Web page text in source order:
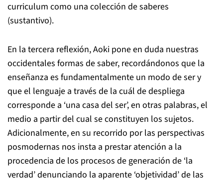
curriculum como una colección de saberes
(sustantivo).
En la tercera reflexión, Aoki pone en duda nuestras
occidentales formas de saber, recordándonos que la
enseñanza es fundamentalmente un modo de ser y
que el lenguaje a través de la cuál de despliega
corresponde a ‘una casa del ser’, en otras palabras, el
medio a partir del cual se constituyen los sujetos.
Adicionalmente, en su recorrido por las perspectivas
posmodernas nos insta a prestar atención a la
procedencia de los procesos de generación de ‘la
verdad’ denunciando la aparente ‘objetividad’ de las